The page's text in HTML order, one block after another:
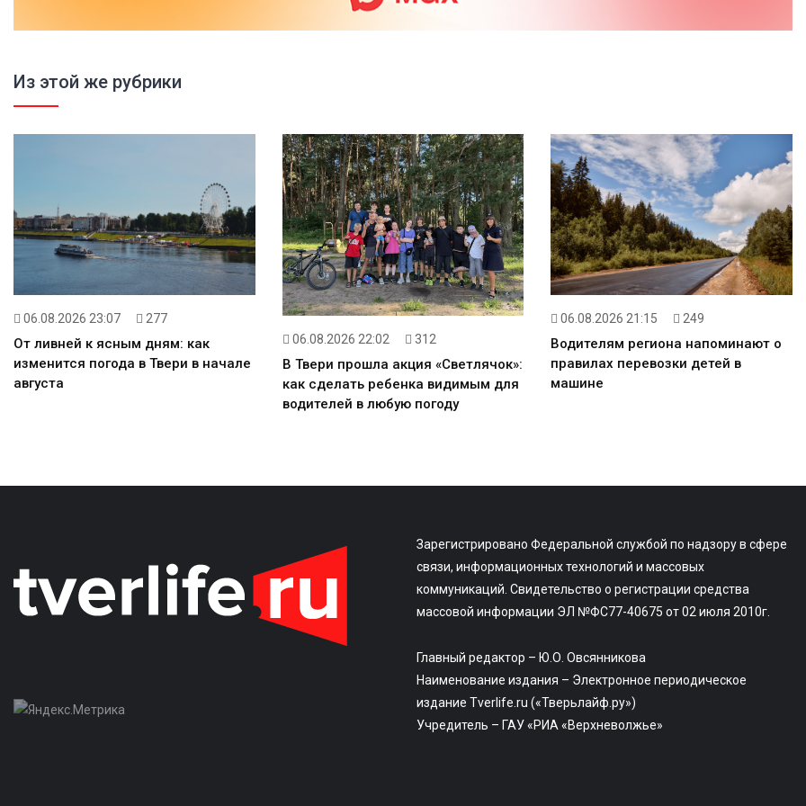
Из этой же рубрики
06.08.2026 23:07 277
От ливней к ясным дням: как
изменится погода в Твери в начале
августа
06.08.2026 22:02 312
В Твери прошла акция «Светлячок»:
как сделать ребенка видимым для
водителей в любую погоду
06.08.2026 21:15 249
Водителям региона напоминают о
правилах перевозки детей в
машине
Зарегистрировано Федеральной службой по надзору в сфере
связи, информационных технологий и массовых
коммуникаций. Свидетельство о регистрации средства
массовой информации ЭЛ №ФС77-40675 от 02 июля 2010г.
Главный редактор – Ю.О. Овсянникова
Наименование издания – Электронное периодическое
издание Tverlife.ru («Тверьлайф.ру»)
Учредитель – ГАУ «РИА «Верхневолжье»